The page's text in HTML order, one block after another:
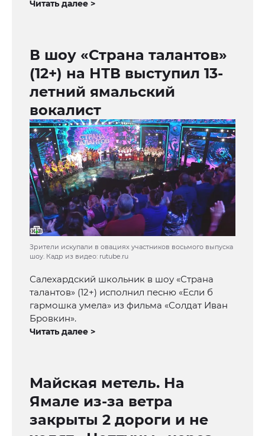
Читать далее >
В шоу «Страна талантов»
(12+) на НТВ выступил 13-
летний ямальский
вокалист
Зрители искупали в овациях участников восьмого выпуска
шоу. Кадр из видео: rutube.ru
Салехардский школьник в шоу «Страна
талантов» (12+) исполнил песню «Если б
гармошка умела» из фильма «Солдат Иван
Бровкин».
Читать далее >
Майская метель. На
Ямале из-за ветра
закрыты 2 дороги и не